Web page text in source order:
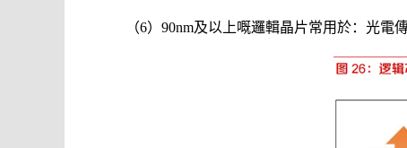
（6）90nm及以上嘅邏輯晶片常用於：光